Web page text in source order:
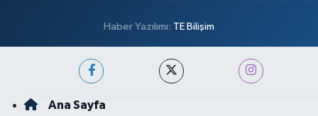
Haber Yazılımı: TE Bilişim
Ana Sayfa